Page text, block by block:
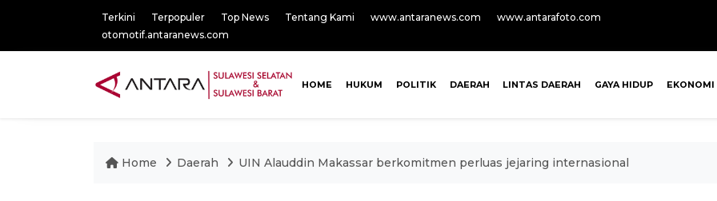
Terkini Terpopuler Top News Tentang Kami www.antaranews.com
www.antarafoto.com
otomotif.antaranews.com
HOME HUKUM POLITIK DAERAH LINTAS DAERAH GAYA HIDUP EKONOMI
Home Daerah UIN Alauddin Makassar berkomitmen perluas jejaring internasional